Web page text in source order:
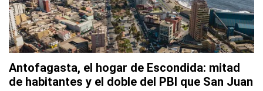
Antofagasta, el hogar de Escondida: mitad
de habitantes y el doble del PBI que San Juan